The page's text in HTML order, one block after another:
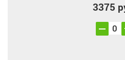
3375